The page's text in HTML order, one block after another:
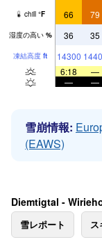
chill °F 66 79
湿度の高い % 36 35
凍結高度 ft 14300
6:18
—
—
—
雪崩情報:
(EAWS)
Diemtigtal -
雪レポート ス